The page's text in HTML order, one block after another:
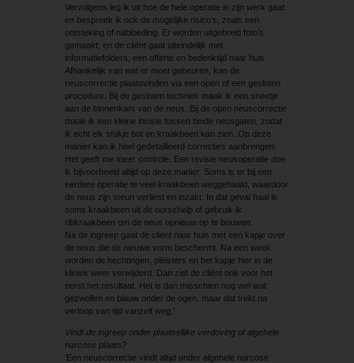
Vervolgens leg ik uit hoe de hele operatie in zijn werk gaat
en bespreek ik ook de mogelijke risico’s, zoals een
ontsteking of nabloeding. Er worden uitgebreid foto’s
gemaakt, en de cliënt gaat uiteindelijk met
informatiefolders, een offerte en bedenktijd naar huis.
Afhankelijk van wat er moet gebeuren, kan de
neuscorrectie plaatsvinden via een open of een gesloten
procedure. Bij de gesloten techniek maak ik een sneetje
aan de binnenkant van de neus. Bij de open neuscorrectie
maak ik een kleine incisie tussen beide neusgaten, zodat
ik echt elk stukje bot en kraakbeen kan zien. Op deze
manier kan ik heel gedetailleerd correcties aanbrengen.
Het geeft me meer controle. Een revisie neusoperatie doe
ik bijvoorbeeld altijd op deze manier. Soms is er bij een
eerdere operatie te veel kraakbeen weggehaald, waardoor
de neus zijn steun verliest en inzakt. In dat geval haal ik
soms kraakbeen uit de oorschelp of gebruik ik
ribkraakbeen om de neus opnieuw op te bouwen.
Na de ingreep gaat de cliënt naar huis met een kapje over
de neus die de nieuwe vorm beschermt. Na een week
worden de hechtingen, pleisters en het kapje hier in de
kliniek weer verwijderd. Dan ziet de cliënt ook voor het
eerst het resultaat. Het is dan misschien nog wel wat
gezwollen en blauw onder de ogen, maar dat trekt na
verloop van tijd vanzelf weg.’
Vindt de ingreep onder plaatselijke verdoving of algehele
narcose plaats?
‘Een neuscorrectie vindt altijd onder algehele narcose